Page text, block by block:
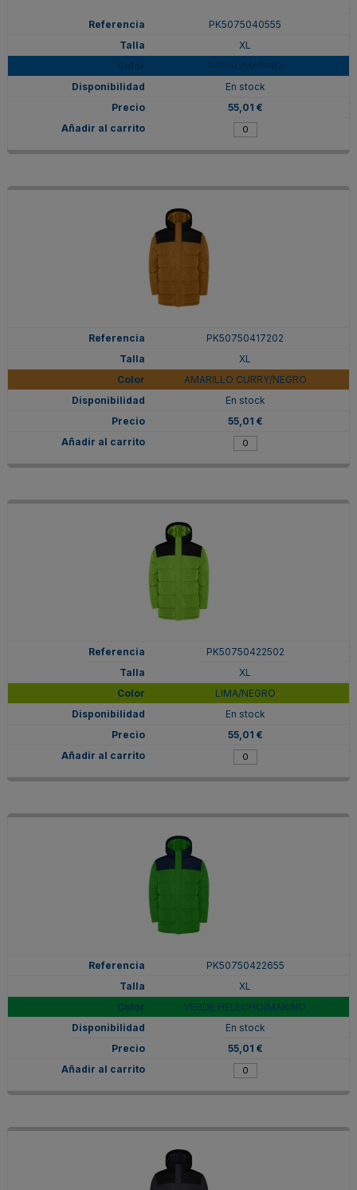
PK5075040555
XL
En stock
55,01 €
PK50750417202
XL
AMARILLO CURRY/NEGRO
En stock
55,01 €
PK50750422502
XL
LIMA/NEGRO
En stock
55,01 €
PK50750422655
XL
VERDE HELECHO/MARINO
En stock
55,01 €